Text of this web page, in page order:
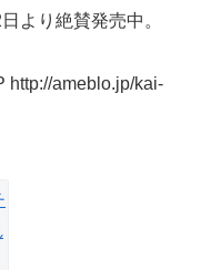
より絶賛発売中。
http://ameblo.jp/kai-